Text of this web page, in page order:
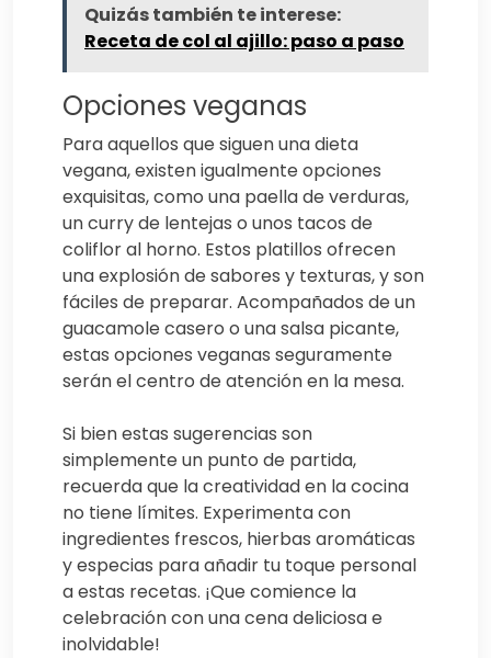
Quizás también te interese:
Receta de col al ajillo: paso a paso
Opciones veganas
Para aquellos que siguen una dieta
vegana, existen igualmente opciones
exquisitas, como una paella de verduras,
un curry de lentejas o unos tacos de
coliflor al horno. Estos platillos ofrecen
una explosión de sabores y texturas, y son
fáciles de preparar. Acompañados de un
guacamole casero o una salsa picante,
estas opciones veganas seguramente
serán el centro de atención en la mesa.
Si bien estas sugerencias son
simplemente un punto de partida,
recuerda que la creatividad en la cocina
no tiene límites. Experimenta con
ingredientes frescos, hierbas aromáticas
y especias para añadir tu toque personal
a estas recetas. ¡Que comience la
celebración con una cena deliciosa e
inolvidable!